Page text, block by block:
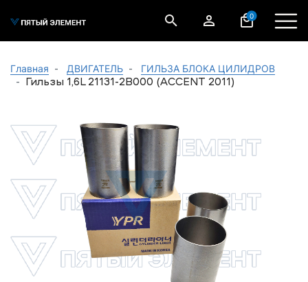
0
Главная ДВИГАТЕЛЬ ГИЛЬЗА БЛОКА ЦИЛИДРОВ
Гильзы 1,6L 21131-2B000 (ACCENT 2011)